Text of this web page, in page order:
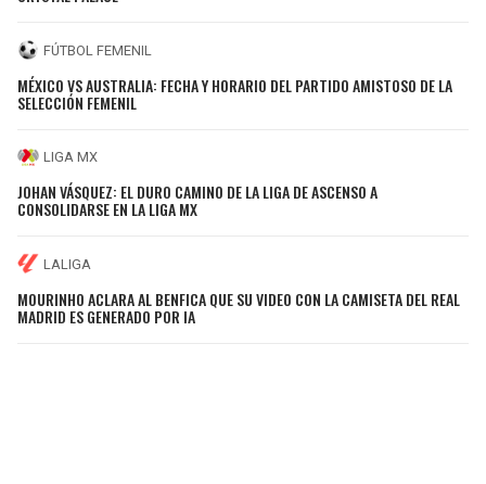
FÚTBOL FEMENIL
MÉXICO VS AUSTRALIA: FECHA Y HORARIO DEL PARTIDO AMISTOSO DE LA
SELECCIÓN FEMENIL
LIGA MX
JOHAN VÁSQUEZ: EL DURO CAMINO DE LA LIGA DE ASCENSO A
CONSOLIDARSE EN LA LIGA MX
LALIGA
MOURINHO ACLARA AL BENFICA QUE SU VIDEO CON LA CAMISETA DEL REAL
MADRID ES GENERADO POR IA